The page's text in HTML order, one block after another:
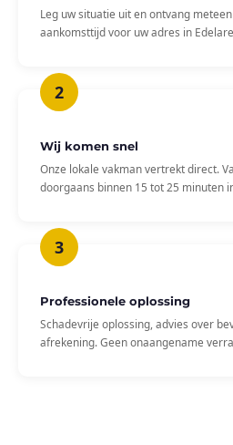
Leg uw situatie uit en ontvang
aankomsttijd voor uw adres in
Wij komen snel
Onze lokale vakman vertrekt direct.
doorgaans binnen 15 tot 25 minuten
Professionele oplossing
Schadevrije oplossing, advies over
afrekening. Geen onaangename